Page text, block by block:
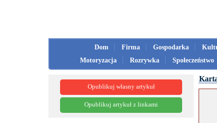
Dom Firma Gospodarka
Motoryzacja
Rozrywka Społeczeństwo
Opublikuj własny artykuł
Opublikuj artykuł z linkami